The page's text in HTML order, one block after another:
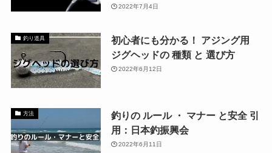
2022年7月4日
釣り道具
初心者にも分かる！ アジング用
ジグヘッドの 種類 と 選び方
2022年6月12日
方法
釣りの ルール ・ マナー と安全 引
用：日本釣振興会
2022年6月11日